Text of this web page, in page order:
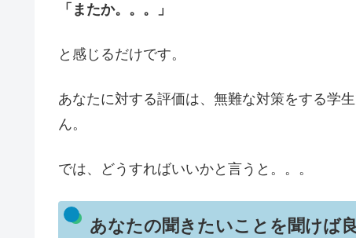
「またか。。。」
と感じるだけです。
あなたに対する評価は、無難な対策をする学
ん。
では、どうすればいいかと言うと。。。
あなたの聞きたいことを聞けば